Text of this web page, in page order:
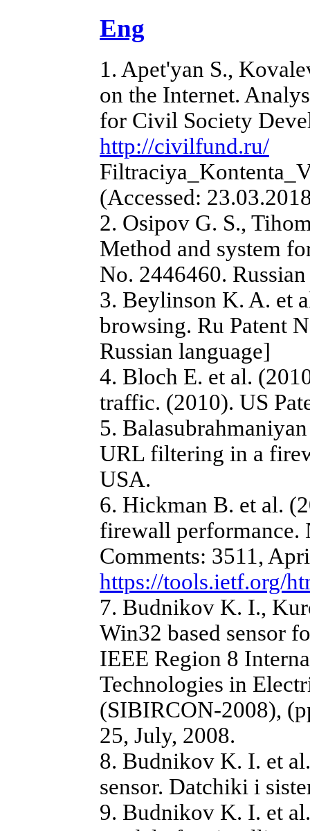
Eng
1. Apet'yan S.,
on the Internet.
for Civil Society
http://civilfund.ru/
(Accessed:
2. Osipov G. S.,
Method and system
No. 2446460.
3. Beylinson K. A. et
browsing. Ru Patent
Russian language]
4. Bloch E. et al.
traffic. (2010). US
5.
URL filtering in a
USA.
6. Hickman B. et al.
firewall performance.
Comments: 3511,
https://tools.ietf.org/
7. Budnikov K. I.,
Win32 based sensor
IEEE Region 8
Technologies in
(SIBIRCON-2008),
25, July, 2008.
8. Budnikov K. I. et
sensor. Datchiki i
9. Budnikov K. I. et